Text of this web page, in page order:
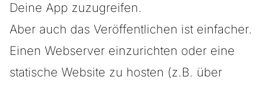
Deine App zuzugreifen.
Aber auch das Veröffentlichen ist einfacher.
Einen Webserver einzurichten oder eine
statische Website zu hosten (z.B. über